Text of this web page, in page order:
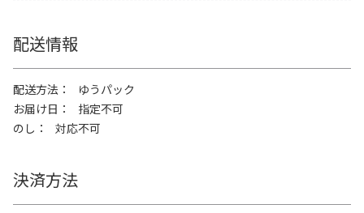
配送情報
配送方法
ゆうパック
お届け日
指定不可
のし
対応不可
決済方法